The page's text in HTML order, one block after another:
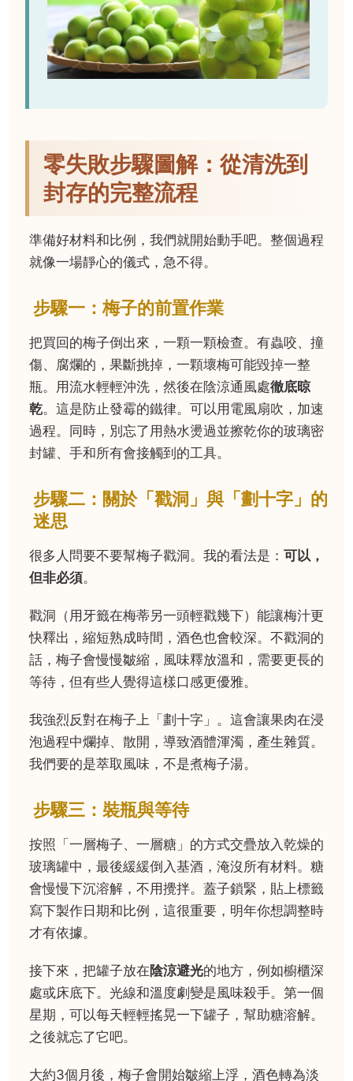
零失敗步驟圖解：從清洗到
封存的完整流程
準備好材料和比例，我們就開始動手吧。整個過程
就像一場靜心的儀式，急不得。
步驟一：梅子的前置作業
把買回的梅子倒出來，一顆一顆檢查。有蟲咬、撞
傷、腐爛的，果斷挑掉，一顆壞梅可能毀掉一整
瓶。用流水輕輕沖洗，然後在陰涼通風處徹底晾
乾。這是防止發霉的鐵律。可以用電風扇吹，加速
過程。同時，別忘了用熱水燙過並擦乾你的玻璃密
封罐、手和所有會接觸到的工具。
步驟二：關於「戳洞」與「劃十字」的
迷思
很多人問要不要幫梅子戳洞。我的看法是： 可以，
但非必須。
戳洞（用牙籤在梅蒂另一頭輕戳幾下）能讓梅汁更
快釋出，縮短熟成時間，酒色也會較深。不戳洞的
話，梅子會慢慢皺縮，風味釋放溫和，需要更長的
等待，但有些人覺得這樣口感更優雅。
我強烈反對在梅子上「劃十字」。這會讓果肉在浸
泡過程中爛掉、散開，導致酒體渾濁，產生雜質。
我們要的是萃取風味，不是煮梅子湯。
步驟三：裝瓶與等待
按照「一層梅子、一層糖」的方式交疊放入乾燥的
玻璃罐中，最後緩緩倒入基酒，淹沒所有材料。糖
會慢慢下沉溶解，不用攪拌。蓋子鎖緊，貼上標籤
寫下製作日期和比例，這很重要，明年你想調整時
才有依據。
接下來，把罐子放在陰涼避光的地方，例如櫥櫃深
處或床底下。光線和溫度劇變是風味殺手。第一個
星期，可以每天輕輕搖晃一下罐子，幫助糖溶解。
之後就忘了它吧。
大約3個月後，梅子會開始皺縮上浮，酒色轉為淡